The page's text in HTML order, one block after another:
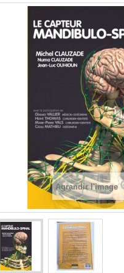
Agrandir l'image